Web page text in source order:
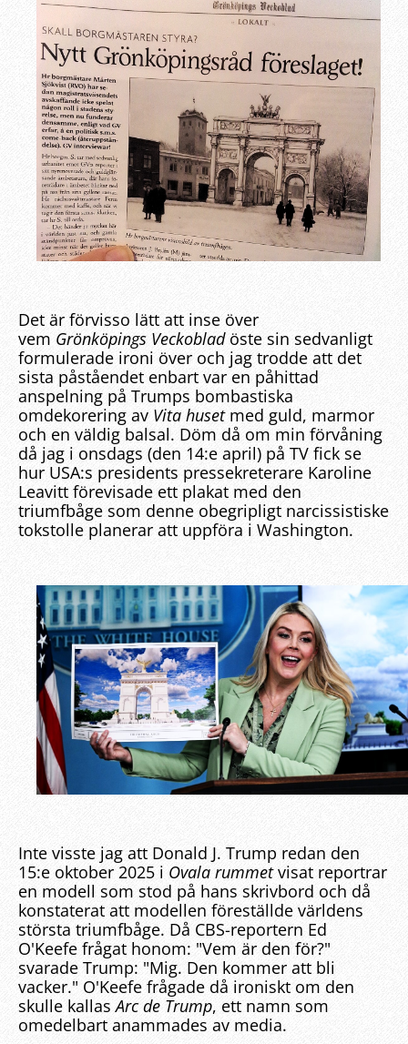
Det är förvisso lätt att inse över
vem Grönköpings Veckobladöste sin sedvanligt
formulerade ironi över och jag trodde att det
sista påståendet enbart var en påhittad
anspelning på Trumps bombastiska
omdekorering av Vita husetmed guld, marmor
och en väldig balsal. Döm då om min förvåning
då jag i onsdags (den 14:e april) på TV fick se
hur USA:s presidents pressekreterare Karoline
Leavitt förevisade ett plakat med den
triumfbåge som denne obegripligt narcissistiske
tokstolle planerar att uppföra i Washington.
Inte visste jag att Donald J. Trump redan den
15:e oktober 2025 i Ovala rummetvisat reportrar
en modell som stod på hans skrivbord och då
konstaterat att modellen föreställde världens
största triumfbåge. Då CBS-reportern Ed
O'Keefe frågat honom: "Vem är den för?"
svarade Trump: "Mig. Den kommer att bli
vacker." O'Keefe frågade då ironiskt om den
skulle kallasArc de Trump, ett namn som
omedelbart anammades av media.